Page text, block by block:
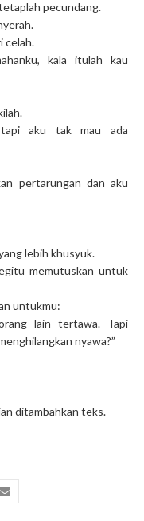
pecundang.
celah.
kala itulah kau
tapi aku tak mau ada
pertarungan dan aku
lebih khusyuk.
memutuskan untuk
untukmu:
lain tertawa. Tapi
nyawa?”
ditambahkan teks.